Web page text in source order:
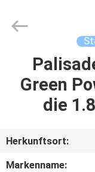
HAUS
PRODUKTE
ÜBER
UNS
Rights
Green
die
Herkunftsort:
Markenname: